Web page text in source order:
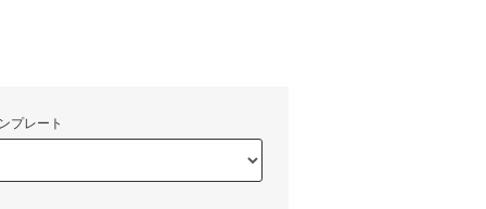
プレート